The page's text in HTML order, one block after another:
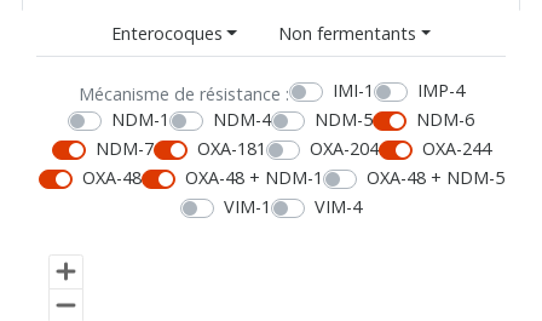
Enterocoques
Non fermentants
Mécanisme de résistance : IMI-1
IMP-4
NDM-1
NDM-4 NDM-5
NDM-6
NDM-7
OXA-181 OXA-204
OXA-244
OXA-48
OXA-48 + NDM-1
OXA-48 + NDM-5
VIM-1
VIM-4